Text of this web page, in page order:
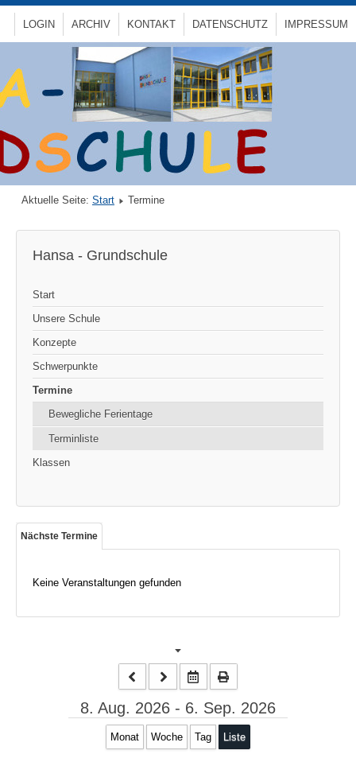
IMPRESSUM
DATENSCHUTZ
KONTAKT
ARCHIV
LOGIN
Aktuelle Seite: Start Termine
Hansa - Grundschule
Start
Unsere Schule
Konzepte
Schwerpunkte
Termine
Bewegliche Ferientage
Terminliste
Klassen
Nächste Termine
Keine Veranstaltungen gefunden
8. Aug. 2026 - 6. Sep. 2026
Monat Woche Tag Liste